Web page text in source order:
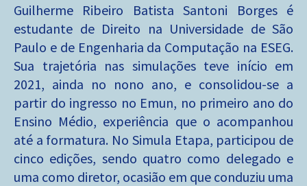
Guilherme Ribeiro Batista Santoni Borges é
estudante de Direito na Universidade de São
Paulo e de Engenharia da Computação na ESEG.
Sua trajetória nas simulações teve início em
2021, ainda no nono ano, e consolidou-se a
partir do ingresso no Emun, no primeiro ano do
Ensino Médio, experiência que o acompanhou
até a formatura. No Simula Etapa, participou de
cinco edições, sendo quatro como delegado e
uma como diretor, ocasião em que conduziu uma